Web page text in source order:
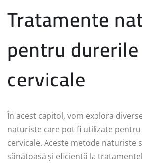
Tratamente
pentru durerile
cervicale
În acest capitol, vom explora
naturiste care pot fi utilizate
cervicale. Aceste metode naturiste
sănătoasă și eficientă la